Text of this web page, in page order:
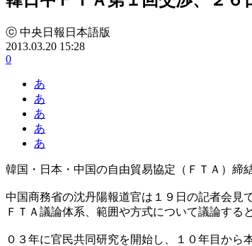
ⓒ 中央日報日本語版
2013.03.20 15:28
0
あ
あ
あ
あ
あ
韓国・日本・中国の自由貿易協定（ＦＴＡ）締
中国商務省の沈丹陽報道官は１９日の記者会見
ＦＴＡ議論体系、範囲や方式について議論する
０３年に官民共同研究を開始し、１０年目から